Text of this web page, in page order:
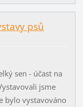
psů
sen - účast na
jsme
bylo vystavováno